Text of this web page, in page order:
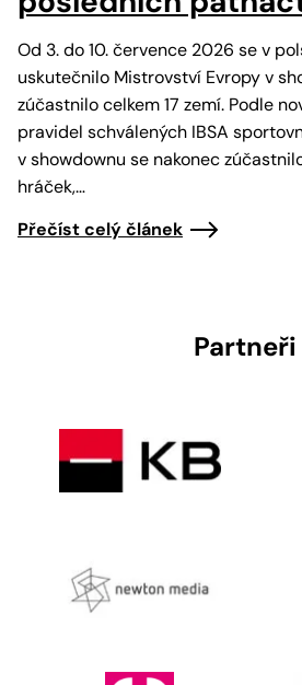
Od 3. do 10. července 2026 se v
uskutečnilo Mistrovství Evropy v
zúčastnilo celkem 17 zemí. Podle
pravidel schválených IBSA
v showdownu se nakonec
hráček,…
Přečíst celý článek
Partneři